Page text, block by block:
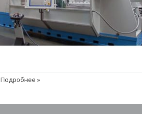
Подробнее »